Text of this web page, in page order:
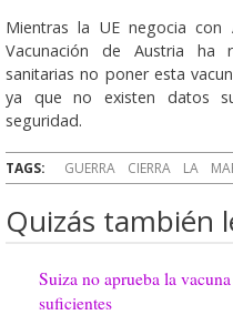
Mientras la UE negocia con
Vacunación de Austria ha
sanitarias no poner esta
ya que no existen datos
seguridad.
TAGS: GUERRA CIERRA LA
Quizás también
Suiza no aprueba la
suficientes